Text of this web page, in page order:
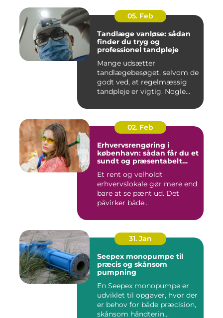
05. Feb
Tandlæge vanløse: sådan
finder du tryg og
professionel tandpleje
Mange udsætter
tandlægebesøget, selvom de
godt ved, at regelmæssig
tandpleje er vigtig. Nogle
02. Feb
Erhvervsrengøring i
københavn: sådan får du et
sundt og præsentabelt
Et rent og velholdt
erhvervslokale gør mere end
bare at se pænt ud. Det
påvirker både
31. Jan
Seepex monopumpe til
præcis og skånsom
pumpning
En Seepex monopumpe er
udviklet til opgaver, hvor der
er behov for både præcision,
skånsom håndterin...